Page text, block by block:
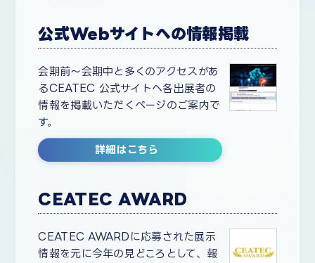
公式Webサイトへの情報掲載
会期前～会期中と多くのアクセスがあ
るCEATEC 公式サイトへ各出展者の
情報を掲載いただくページのご案内で
す。
詳細はこちら
CEATEC AWARD
CEATEC AWARDに応募された展示
情報を元に今年の見どころとして、報